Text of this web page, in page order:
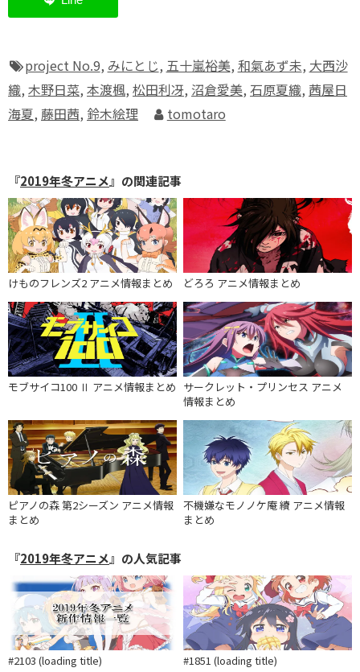
project No.9, みにとじ, 五十嵐裕美, 和氣あず未, 大西沙
織, 木野日菜, 本渡楓, 松田利冴, 沼倉愛美, 石原夏織, 茜屋日
海夏, 藤田茜, 鈴木絵理 tomotaro
『2019年冬アニメ』の関連記事
けものフレンズ2 アニメ情報まとめ どろろ アニメ情報まとめ
モブサイコ100 Ⅱ アニメ情報まとめ サークレット・プリンセス アニメ
情報まとめ
ピアノの森 第2シーズン アニメ情報
まとめ
不機嫌なモノノケ庵 續 アニメ情報
まとめ
『2019年冬アニメ』の人気記事
#2103 (loading title) #1851 (loading title)